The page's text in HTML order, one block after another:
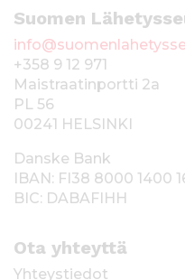
Suomen
+358 9 12 971
Maistraatinportti 2a
PL 56
00241 HELSINKI
Danske Bank
IBAN: FI38 8000 1400
BIC: DABAFIHH
Ota yhteyttä
Yhteystiedot